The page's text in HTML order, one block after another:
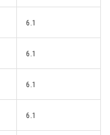
6.1
6.1
6.1
6.1